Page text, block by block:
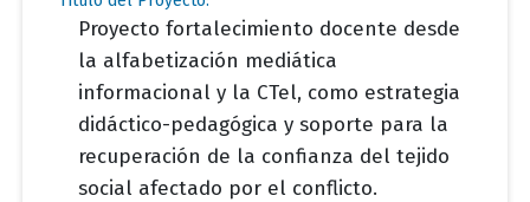
Proyecto fortalecimiento docente desde
la alfabetización mediática
informacional y la CTel, como estrategia
didáctico-pedagógica y soporte para la
recuperación de la confianza del tejido
social afectado por el conflicto.